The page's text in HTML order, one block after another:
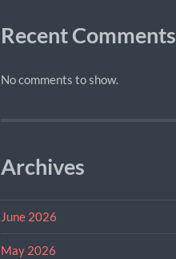
Recent Comments
No comments to show.
Archives
June 2026
May 2026